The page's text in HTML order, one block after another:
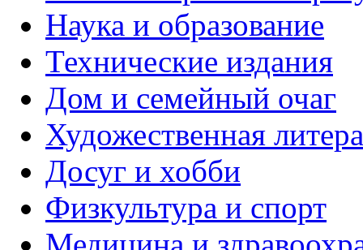
Наука и образование
Технические издания
Дом и семейный очаг
Художественная
Досуг и хобби
Физкультура и спорт